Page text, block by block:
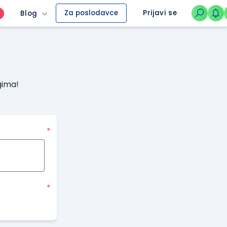
Blog Za poslodavce Prijavi se
*
*